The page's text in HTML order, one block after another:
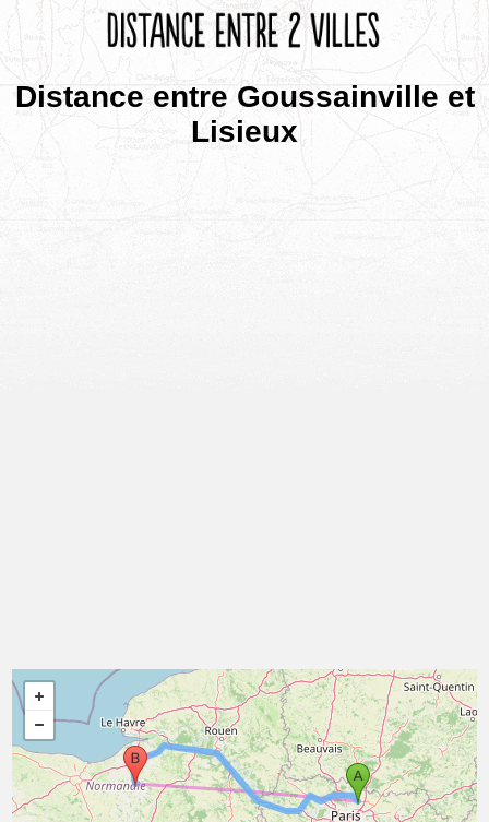
Distance entre Goussainville et
Lisieux